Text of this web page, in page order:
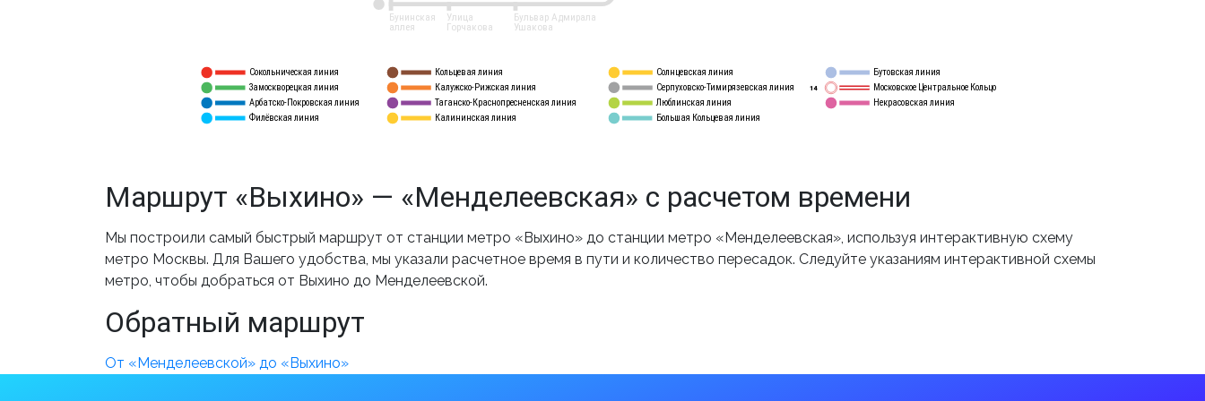
Сокольническая линия
Замоскворецкая линия
Арбатско-Покровская линия
Филёвская линия
Кольцевая линия
Калужско-Рижская линия
Таганско-Краснопресненская линия
Калининская линия
Солнцевская линия
Серпуховско-Тимирязевская линия
Люблинская линия
Бутовская линия
Московское Центральное Кольцо
Большая Кольцевая линия
Некрасовская линия
14
Бульвар Адмирала
Ушакова
Улица
Горчакова
Бунинская
аллея
Маршрут «Выхино» — «Менделеевская» с расчетом времени
Мы построили самый быстрый маршрут от станции метро «Выхино» до станции метро «Менделеевская», используя интерактивную схему
метро Москвы. Для Вашего удобства, мы указали расчетное время в пути и количество пересадок. Следуйте указаниям интерактивной схемы
метро, чтобы добраться от Выхино до Менделеевской.
Обратный маршрут
От «Менделеевской» до «Выхино»